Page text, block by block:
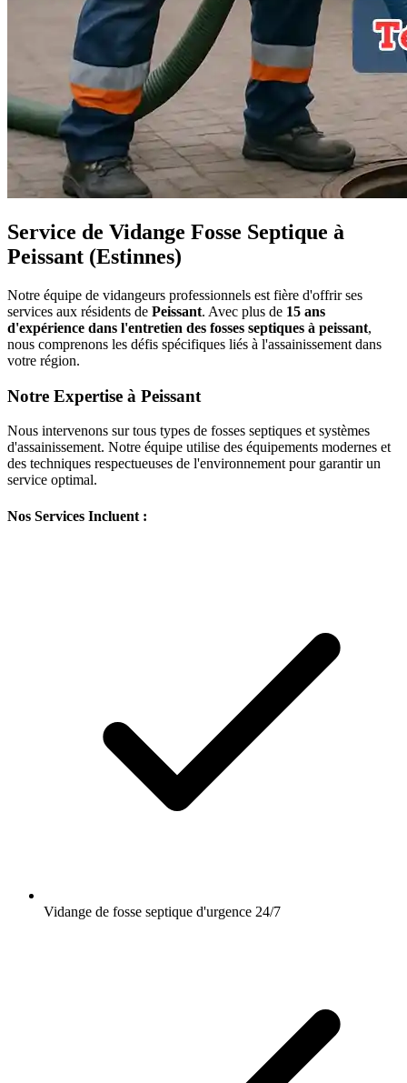
Service de Vidange Fosse Septique à
Peissant (Estinnes)
Notre équipe de vidangeurs professionnels est fière d'offrir ses
services aux résidents de Peissant. Avec plus de 15 ans
d'expérience dans l'entretien des fosses septiques à peissant,
nous comprenons les défis spécifiques liés à l'assainissement dans
votre région.
Notre Expertise à Peissant
Nous intervenons sur tous types de fosses septiques et systèmes
d'assainissement. Notre équipe utilise des équipements modernes et
des techniques respectueuses de l'environnement pour garantir un
service optimal.
Nos Services Incluent :
Vidange de fosse septique d'urgence 24/7